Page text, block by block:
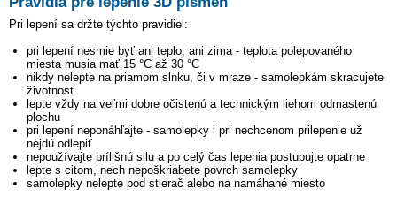
Pri lepení sa držte týchto pravidiel:
pri lepení nesmie byť ani teplo, ani zima - teplota polepovaného
miesta musia mať 15 °C až 30 °C
nikdy nelepte na priamom slnku, či v mraze - samolepkám skracujete
životnosť
lepte vždy na veľmi dobre očistenú a technickým liehom odmastenú
plochu
pri lepení neponáhľajte - samolepky i pri nechcenom prilepenie už
nejdú odlepiť
nepoužívajte prílišnú silu a po celý čas lepenia postupujte opatrne
lepte s citom, nech nepoškriabete povrch samolepky
samolepky nelepte pod stierač alebo na namáhané miesto